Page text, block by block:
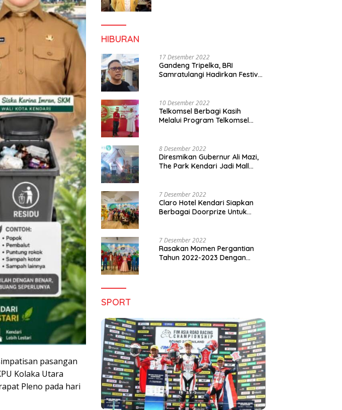
pasangan
Kolaka Utara
Pleno pada hari
HIBURAN
17 Desember 2022
Gandeng Tripelka, BRI
Samratulangi Hadirkan Festival
10 Desember 2022
Telkomsel Berbagi Kasih
Melalui Program Telkomsel
8 Desember 2022
Diresmikan Gubernur Ali Mazi,
The Park Kendari Jadi Mall
7 Desember 2022
Claro Hotel Kendari Siapkan
Berbagai Doorprize Untuk
7 Desember 2022
Rasakan Momen Pergantian
Tahun 2022-2023 Dengan
SPORT